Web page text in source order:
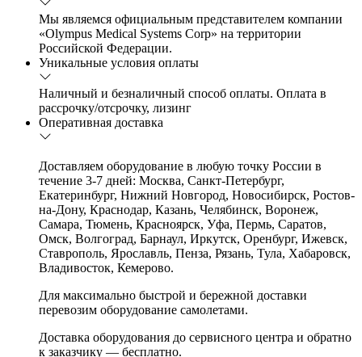
Мы являемся официальным представителем компании
«Olympus Medical Systems Corp» на территории
Российской Федерации.
Уникальные условия оплаты
Наличный и безналичный способ оплаты. Оплата в
рассрочку/отсрочку, лизинг
Оперативная доставка
Доставляем оборудование в любую точку России в
течение 3-7 дней: Москва, Санкт-Петербург,
Екатеринбург, Нижний Новгород, Новосибирск, Ростов-
на-Дону, Краснодар, Казань, Челябинск, Воронеж,
Самара, Тюмень, Красноярск, Уфа, Пермь, Саратов,
Омск, Волгоград, Барнаул, Иркутск, Оренбург, Ижевск,
Ставрополь, Ярославль, Пенза, Рязань, Тула, Хабаровск,
Владивосток, Кемерово.
Для максимально быстрой и бережной доставки
перевозим оборудование самолетами.
Доставка оборудования до сервисного центра и обратно
к заказчику — бесплатно.